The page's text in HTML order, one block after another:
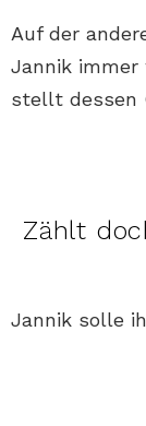
Auf der
Jannik immer
stellt dessen
Zählt
Jannik solle